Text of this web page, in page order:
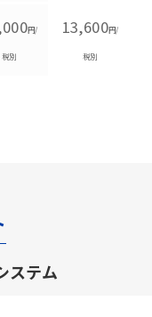
円/
税別
13,600円/
税別
ステム